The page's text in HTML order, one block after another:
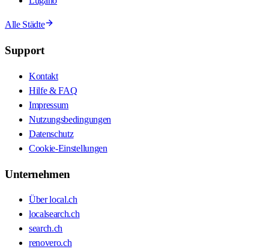
Alle Städte
Support
Kontakt
Hilfe & FAQ
Impressum
Nutzungsbedingungen
Datenschutz
Cookie-Einstellungen
Unternehmen
Über local.ch
localsearch.ch
search.ch
renovero.ch